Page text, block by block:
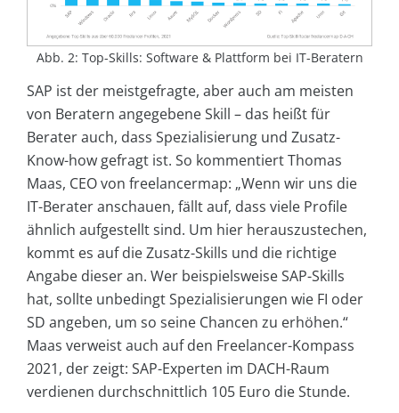
Abb. 2: Top-Skills: Software & Plattform bei IT-Beratern
SAP ist der meistgefragte, aber auch am meisten
von Beratern angegebene Skill – das heißt für
Berater auch, dass Spezialisierung und Zusatz-
Know-how gefragt ist. So kommentiert Thomas
Maas, CEO von freelancermap: „Wenn wir uns die
IT-Berater anschauen, fällt auf, dass viele Profile
ähnlich aufgestellt sind. Um hier herauszustechen,
kommt es auf die Zusatz-Skills und die richtige
Angabe dieser an. Wer beispielsweise SAP-Skills
hat, sollte unbedingt Spezialisierungen wie FI oder
SD angeben, um so seine Chancen zu erhöhen.“
Maas verweist auch auf den Freelancer-Kompass
2021, der zeigt: SAP-Experten im DACH-Raum
verdienen durchschnittlich 105 Euro die Stunde.